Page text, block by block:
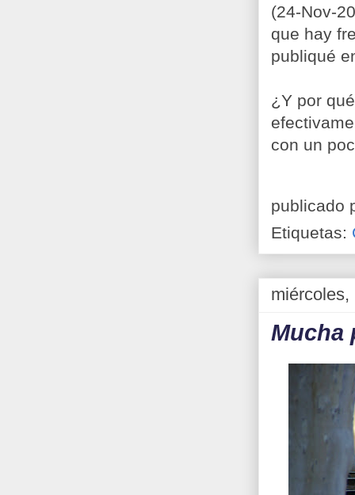
(24-Nov-
que hay
publiqué
¿Y por
con un
publicado
Etiquetas:
miércoles,
Mucha